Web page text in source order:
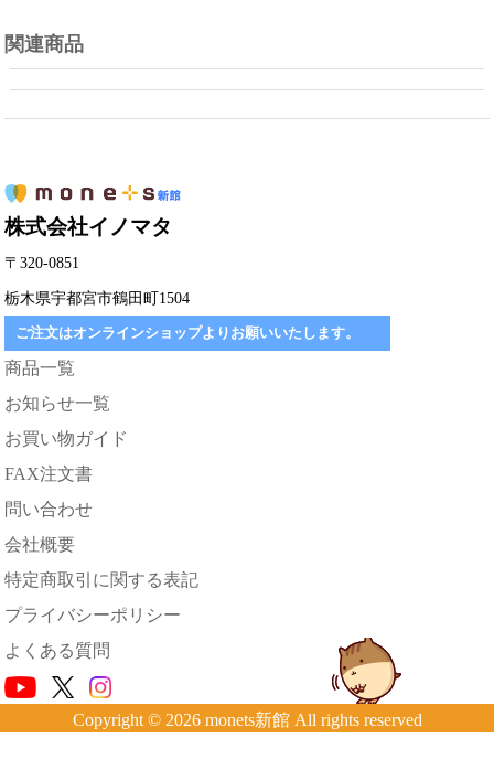
関連商品
株式会社イノマタ
〒320-0851
栃木県宇都宮市鶴田町1504
ご注文はオンラインショップよりお願いいたします。
商品一覧
お知らせ一覧
お買い物ガイド
FAX注文書
問い合わせ
会社概要
特定商取引に関する表記
プライバシーポリシー
よくある質問
Copyright © 2026 monets新館 All rights reserved